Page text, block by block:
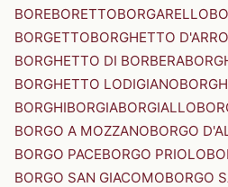
BOREBORETTOBORGARELLO
BORGETTOBORGHETTO
BORGHETTO DI BORBERA
BORGHETTO LODIGIANO
BORGHIBORGIABORGIALLO
BORGO A MOZZANOBORGO
BORGO PACEBORGO PRIOLO
BORGO SAN GIACOMOBORGO